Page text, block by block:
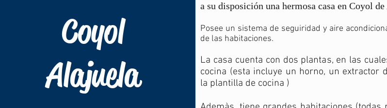
Coyol
Alajuela
a su disposición una hermosa casa en Coyol
Posee un sistema de seguiridad y aire
de las habitaciones.
La casa cuenta con dos plantas, en las
cocina (esta incluye un horno, un extractor
la plantilla de cocina )